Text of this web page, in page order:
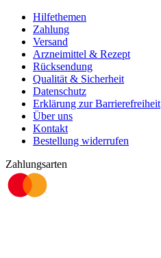
Hilfethemen
Zahlung
Versand
Arzneimittel & Rezept
Rücksendung
Qualität & Sicherheit
Datenschutz
Erklärung zur Barrierefreiheit
Über uns
Kontakt
Bestellung widerrufen
Zahlungsarten